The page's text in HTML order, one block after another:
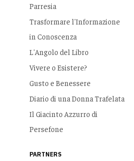
Parresia
Trasformare l'Informazione
in Conoscenza
L'Angolo del Libro
Vivere o Esistere?
Gusto e Benessere
Diario di una Donna Trafelata
Il Giacinto Azzurro di
Persefone
PARTNERS